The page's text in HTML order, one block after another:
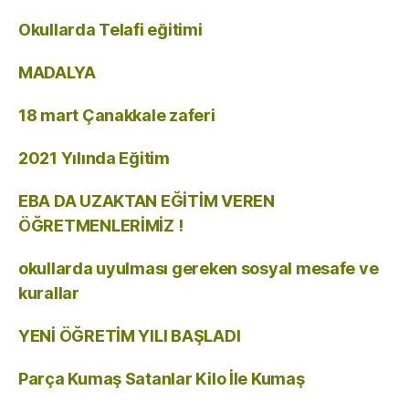
Okullarda Telafi eğitimi
MADALYA
18 mart Çanakkale zaferi
2021 Yılında Eğitim
EBA DA UZAKTAN EĞİTİM VEREN
ÖĞRETMENLERİMİZ !
okullarda uyulması gereken sosyal mesafe ve
kurallar
YENİ ÖĞRETİM YILI BAŞLADI
Parça Kumaş Satanlar Kilo İle Kumaş